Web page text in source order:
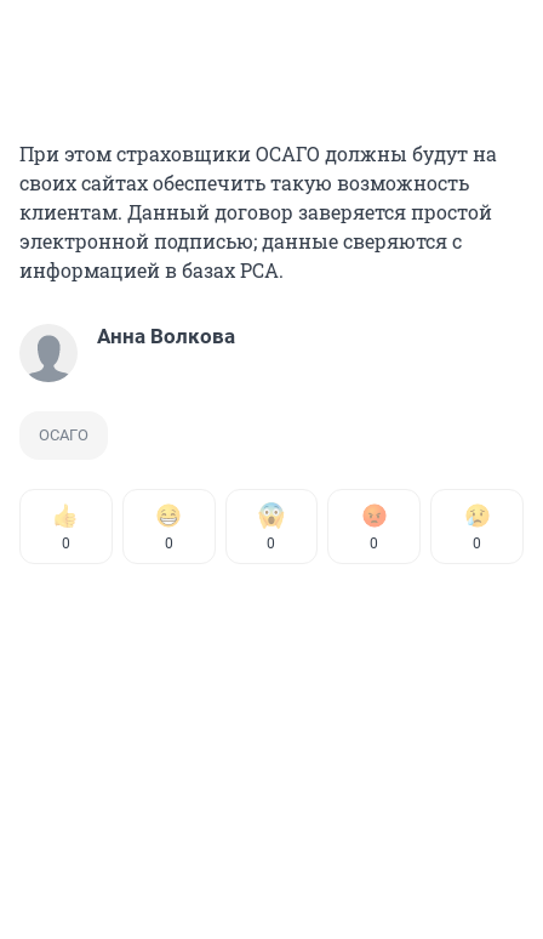
При этом страховщики ОСАГО должны будут на
своих сайтах обеспечить такую возможность
клиентам. Данный договор заверяется простой
электронной подписью; данные сверяются с
информацией в базах РСА.
Анна Волкова
ОСАГО
0 0 0 0 0